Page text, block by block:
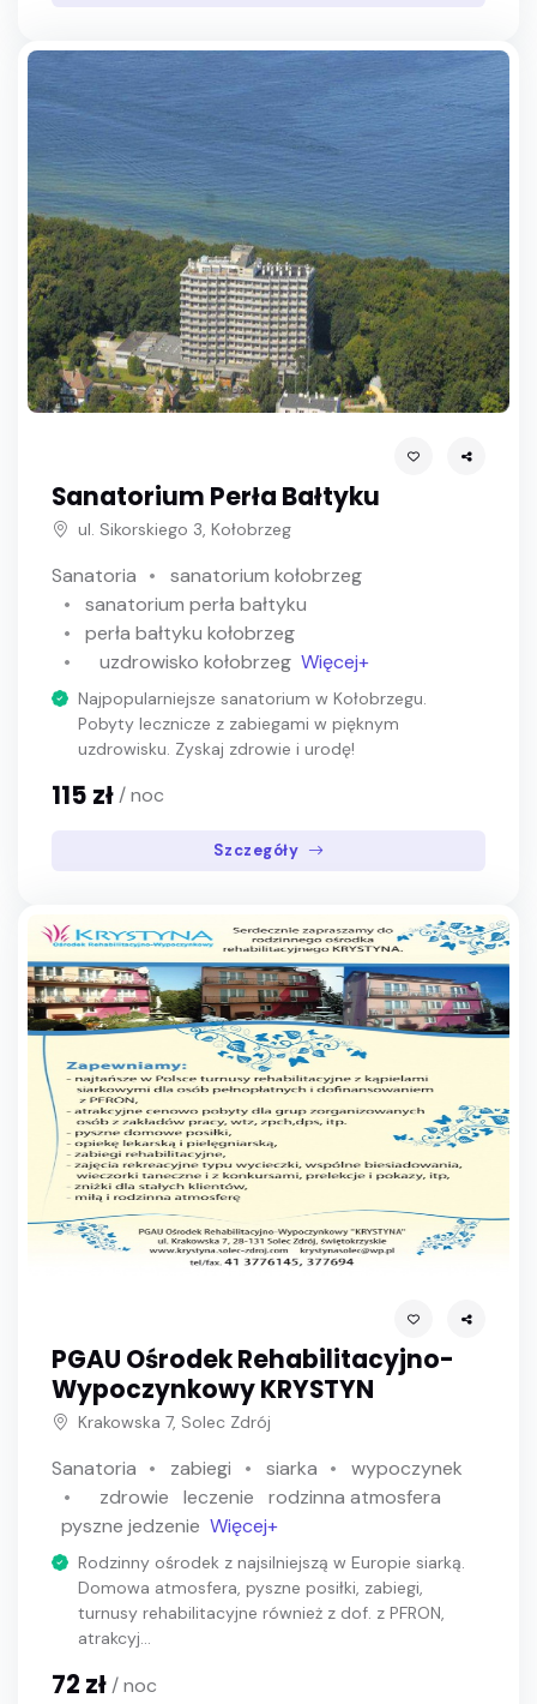
Sanatorium Perła Bałtyku
ul. Sikorskiego 3, Kołobrzeg
Sanatoria
sanatorium kołobrzeg
sanatorium perła bałtyku
perła bałtyku kołobrzeg
uzdrowisko kołobrzeg Więcej+
Najpopularniejsze sanatorium w Kołobrzegu.
Pobyty lecznicze z zabiegami w pięknym
uzdrowisku. Zyskaj zdrowie i urodę!
115 zł/ noc
Szczegóły
PGAU Ośrodek Rehabilitacyjno-
Wypoczynkowy KRYSTYN
Krakowska 7, Solec Zdrój
Sanatoria zabiegi siarka
wypoczynek
zdrowie
leczenie
rodzinna atmosfera
pyszne jedzenie Więcej+
Rodzinny ośrodek z najsilniejszą w Europie siarką.
Domowa atmosfera, pyszne posiłki, zabiegi,
turnusy rehabilitacyjne również z dof. z PFRON,
atrakcyj...
72 zł / noc